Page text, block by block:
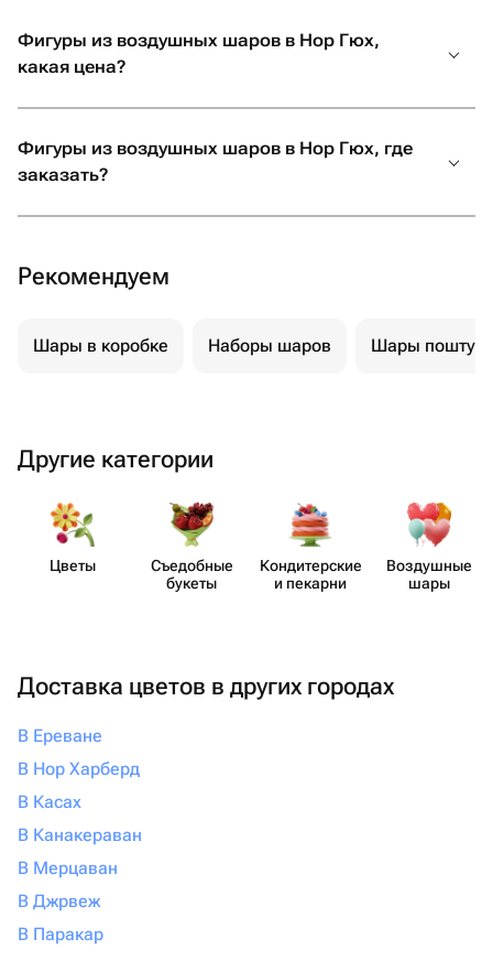
Фигуры из воздушных шаров в Нор Гюх,
какая цена?
Фигуры из воздушных шаров в Нор Гюх, где
заказать?
Рекомендуем
Шары в коробке Наборы шаров Шары
Другие категории
Цветы
Съедобные
букеты
Кондит​ерские
и пекарни
Воздушные
шары
Доставка цветов в других городах
В Ереване
В Нор Харберд
В Касах
В Канакераван
В Мерцаван
В Джрвеж
В Паракар